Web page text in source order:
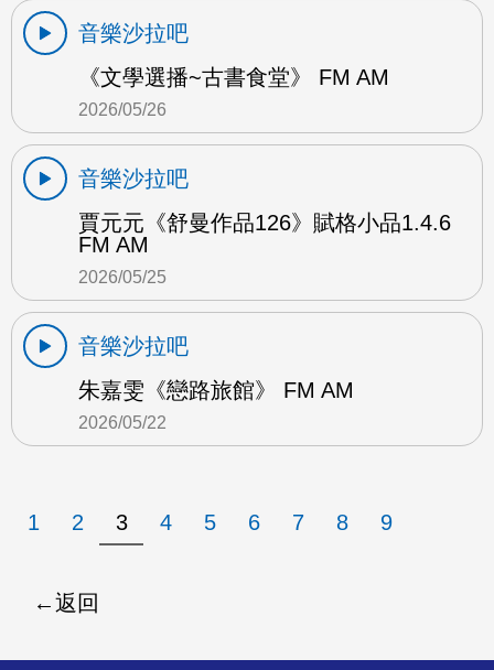
音樂沙拉吧
《文學選播~古書食堂》 FM AM
2026/05/26
音樂沙拉吧
賈元元《舒曼作品126》賦格小品1.4.6
FM AM
2026/05/25
音樂沙拉吧
朱嘉雯《戀路旅館》 FM AM
2026/05/22
1 2 3 4 5 6 7 8 9
返回